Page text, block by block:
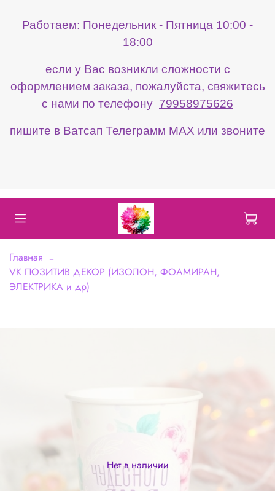
Работаем: Понедельник - Пятница 10:00 -
18:00
если у Вас возникли сложности с
оформлением заказа, пожалуйста, свяжитесь
с нами по телефону 79958975626
пишите в Ватсап Телеграмм МАХ или звоните
Главная
VK ПОЗИТИВ ДЕКОР (ИЗОЛОН, ФОАМИРАН,
ЭЛЕКТРИКА и др)
Нет в наличии